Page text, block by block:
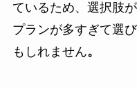
ているため、選択肢
プランが多すぎて選
もしれません。